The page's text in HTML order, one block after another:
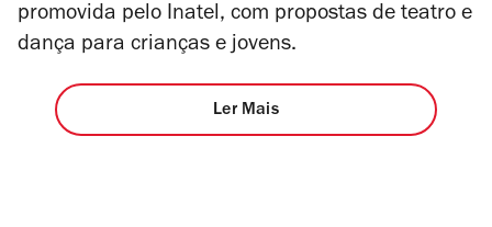
promovida pelo Inatel, com propostas de teatro e
dança para crianças e jovens.
Ler Mais